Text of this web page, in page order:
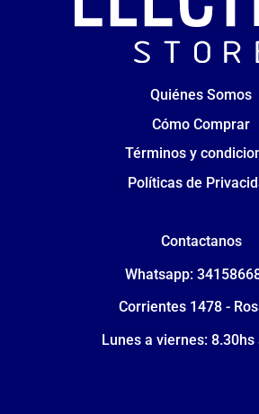
Quiénes Somos
Cómo Comprar
Términos y
Políticas de
Contactanos
Whatsapp:
Corrientes 1478 -
Lunes a viernes: 8.30hs